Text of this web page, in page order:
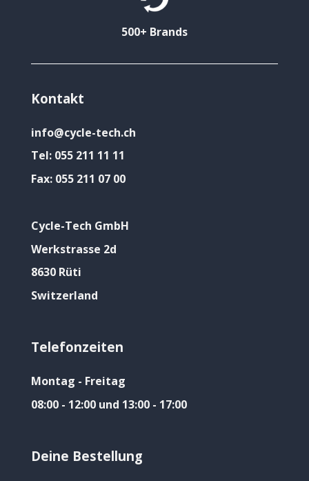
500+ Brands
Kontakt
info@cycle-tech.ch
Tel: 055 211 11 11
Fax: 055 211 07 00
Cycle-Tech GmbH
Werkstrasse 2d
8630 Rüti
Switzerland
Telefonzeiten
Montag - Freitag
08:00 - 12:00 und 13:00 - 17:00
Deine Bestellung